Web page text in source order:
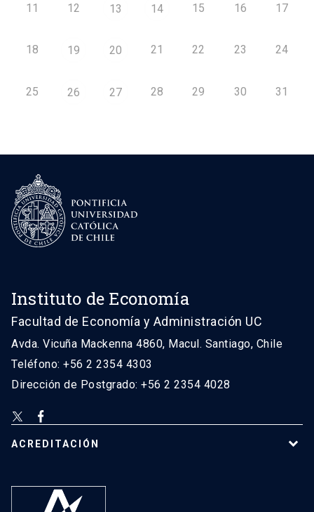
11 12 13 14 15 16 17
18 19 20 21 22 23 24
25 26 27 28 29 30 31
Instituto de Economía
Facultad de Economía y Administración UC
Avda. Vicuña Mackenna 4860, Macul. Santiago, Chile
Teléfono: +56 2 2354 4303
Dirección de Postgrado: +56 2 2354 4028
ACREDITACIÓN